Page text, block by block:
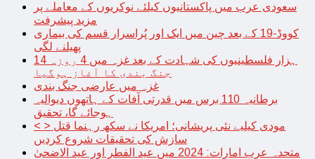
سعودی عرب میں پاکستانیوں کیلئے نوکریوں کے معاملے پر
مزید پیشرفت
کووڈ-19 کے بعد چین میں ایک اور پُراسرار قسم کی بیماری
پھیلنے لگی
14 ہزار فلسطینیوں کی شہادت کے بعد غزہ میں 4 روزہ
جنگ بندی کا آغاز ہوگیا
غزہ میں عارضی جنگ بندی
برطانیہ 110 برس میں قدرتی آفات کے ہاتھوں دیوالیہ
ہوجائے گا، تحقیق
< > مودی کیلیے نئی پریشانی؛ امریکا نے سکھ رہنما قتل
سازش کی تحقیقات شروع کردیں
متحدہ عرب امارات: 2024 میں عید الفطر اور عید الاضحیٰ